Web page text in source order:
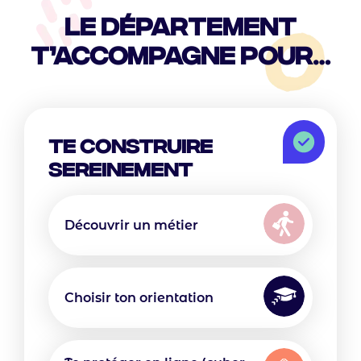
Titre
de
Département"
Le Département
t’accompagne pour…
Te
construire
sereinement
Te construire
sereinement
Icon
IconTexte
Découvrir un métier
Icon
Texte
Choisir ton orientation
Icon
Icon